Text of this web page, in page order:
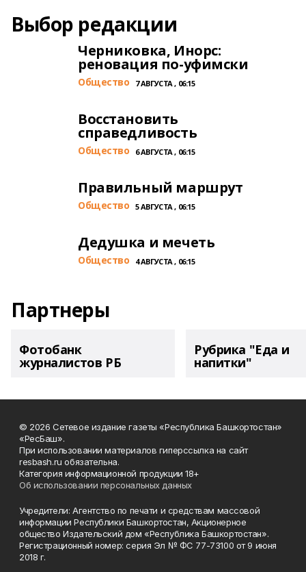
Выбор редакции
Черниковка, Инорс:
реновация по-уфимски
Общество 7 АВГУСТА , 06:15
Восстановить
справедливость
Общество 6 АВГУСТА , 06:15
Правильный маршрут
Общество 5 АВГУСТА , 06:15
Дедушка и мечеть
Общество 4 АВГУСТА , 06:15
Партнеры
Фотобанк
журналистов РБ
Рубрика "Еда и
напитки"
© 2026 Сетевое издание газеты «Республика Башкортостан»
«РесБаш».
При использовании материалов гиперссылка на сайт
resbash.ru обязательна.
Категория информационной продукции 18+
Об использовании персональных данных
Учредители: Агентство по печати и средствам массовой
информации Республики Башкортостан, Акционерное
общество Издательский дом «Республика Башкортостан».
Регистрационный номер: серия Эл № ФС 77-73100 от 9 июня
2018 г.